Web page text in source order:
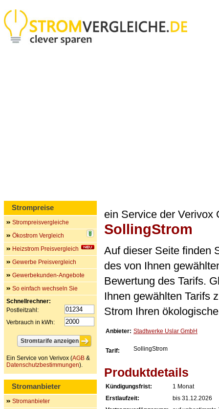
ein Service der Verivox
SollingStrom
Auf dieser Seite finden
des von Ihnen
Bewertung des Tarifs.
Ihnen gewählten Tarifs
Strom Ihren
Anbieter: Stadtwerke Uslar GmbH
Tarif: SollingStrom
Produktdetails
Kündigungsfrist:
1 Monat
Erstlaufzeit:
bis 31.12.2026
Strompreise
Strompreisvergleiche
Ökostrom Vergleich
Heizstrom Preisvergleich
Gewerbe Preisvergleich
Gewerbekunden-Angebote
So einfach wechseln Sie
Schnellrechner:
Postleitzahl:
Verbrauch in kWh:
Ein Service von Verivox (AGB &
Datenschutzbestimmungen).
Stromanbieter
Stromanbieter